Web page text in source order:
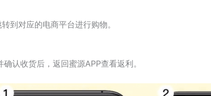
到对应的电商平台进行购物。
认收货后，返回蜜源APP查看返利。